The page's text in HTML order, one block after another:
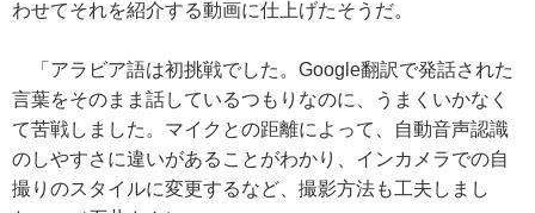
わせてそれを紹介する動画に仕上げたそうだ。
「アラビア語は初挑戦でした。Google翻訳で発話された
言葉をそのまま話しているつもりなのに、うまくいかなく
て苦戦しました。マイクとの距離によって、自動音声認識
のしやすさに違いがあることがわかり、インカメラでの自
撮りのスタイルに変更するなど、撮影方法も工夫しまし